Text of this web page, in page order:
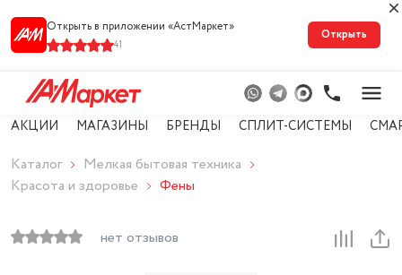
Открыть в приложении «АстМарке‪т‬»
41
Открыть
АКЦИИ МАГАЗИНЫ БРЕНДЫ СПЛИТ-СИСТЕМЫ
Каталог
Мелкая бытовая техника
Красота и здоровье
Фены
нет отзывов